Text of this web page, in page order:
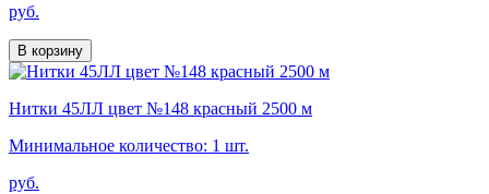
руб.
В корзину
Нитки 45ЛЛ цвет №148 красный 2500 м
Минимальное количество: 1 шт.
руб.